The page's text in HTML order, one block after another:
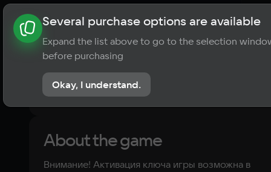
About the game News Requirements
? Player ratings
No reviews
About the game
Внимание! Активация ключа игры возможна в
Several purchase options are available
Expand the list above to go to the selection
before purchasing
Okay, I understand.